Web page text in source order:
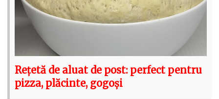
Rețetă de aluat de post: perfect pentru
pizza, plăcinte, gogoși